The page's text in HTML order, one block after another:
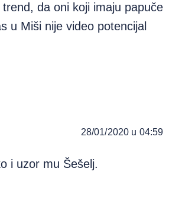
da oni koji imaju papuče
u Miši nije video potencijal
28/01/2020 u 04:59
i uzor mu Šešelj.